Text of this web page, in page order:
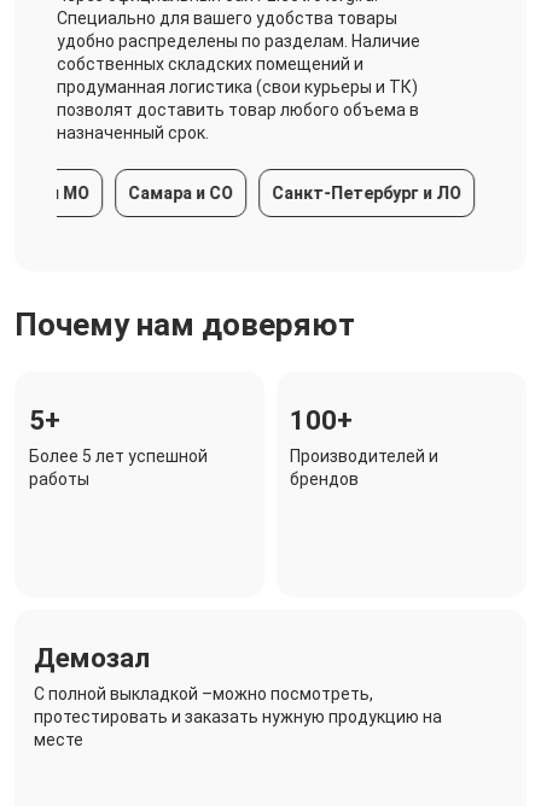
Специально для вашего удобства товары
удобно распределены по разделам. Наличие
собственных складских помещений и
продуманная логистика (свои курьеры и ТК)
позволят доставить товар любого объема в
назначенный срок.
и МО Самара и СО Санкт-Петербург и ЛО
Почему нам доверяют
5+
Более 5 лет успешной
работы
100+
Производителей и
брендов
Демозал
C полной выкладкой –можно посмотреть,
протестировать и заказать нужную продукцию на
месте